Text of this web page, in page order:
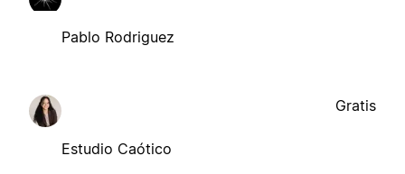
Pablo Rodriguez
Estudio Caótico
Gratis